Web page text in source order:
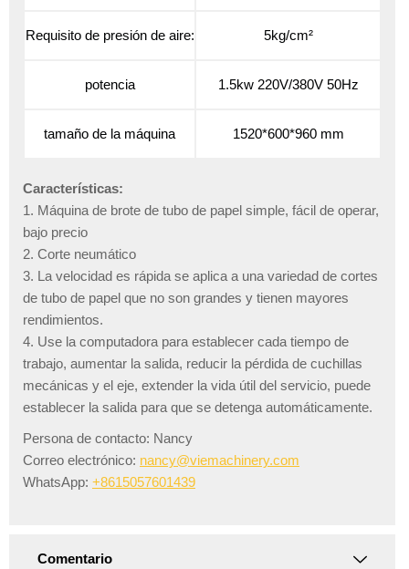
Requisito de presión de aire: 5kg/cm²
potencia 1.5kw 220V/380V 50Hz
tamaño de la máquina 1520*600*960 mm
Características:
1. Máquina de brote de tubo de papel simple, fácil de operar,
bajo precio
2. Corte neumático
3. La velocidad es rápida se aplica a una variedad de cortes
de tubo de papel que no son grandes y tienen mayores
rendimientos.
4. Use la computadora para establecer cada tiempo de
trabajo, aumentar la salida, reducir la pérdida de cuchillas
mecánicas y el eje, extender la vida útil del servicio, puede
establecer la salida para que se detenga automáticamente.
Persona de contacto: Nancy
Correo electrónico: nancy@viemachinery.com
WhatsApp: +8615057601439
Comentario